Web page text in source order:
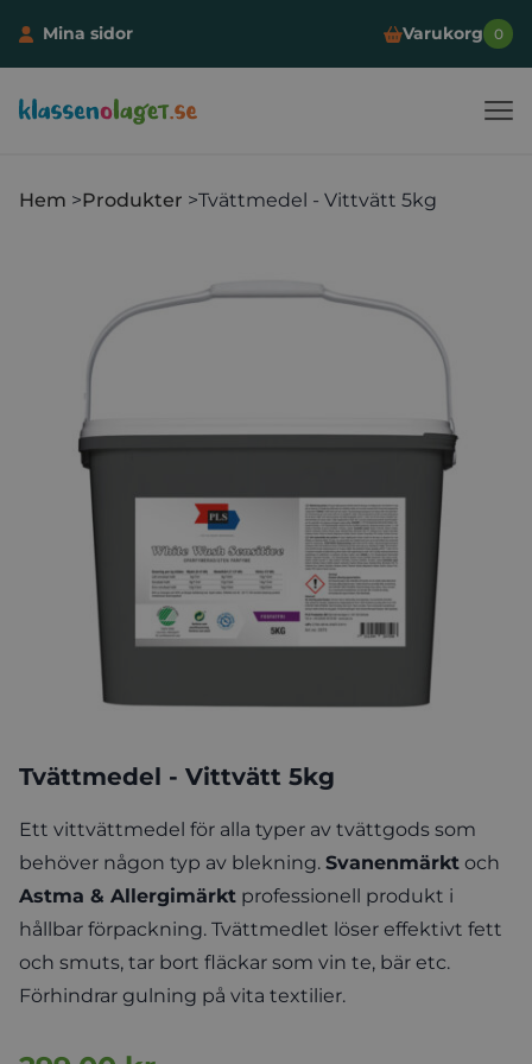
Mina sidor Varukorg 0
Klassen och laget
Hem Produkter Tvättmedel - Vittvätt 5kg
Tvättmedel - Vittvätt 5kg
Ett vittvättmedel för alla typer av tvättgods som
behöver någon typ av blekning. Svanenmärkt och
Astma & Allergimärkt professionell produkt i
hållbar förpackning. Tvättmedlet löser effektivt fett
och smuts, tar bort fläckar som vin te, bär etc.
Förhindrar gulning på vita textilier.